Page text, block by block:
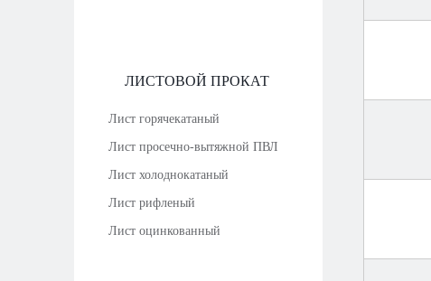
ЛИСТОВОЙ ПРОКАТ
Лист горячекатаный
Лист просечно-вытяжной ПВЛ
Лист холоднокатаный
Лист рифленый
Лист оцинкованный